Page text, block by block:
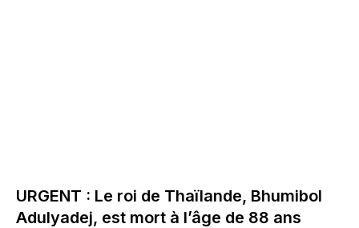
URGENT : Le roi de Thaïlande, Bhumibol
Adulyadej, est mort à l’âge de 88 ans